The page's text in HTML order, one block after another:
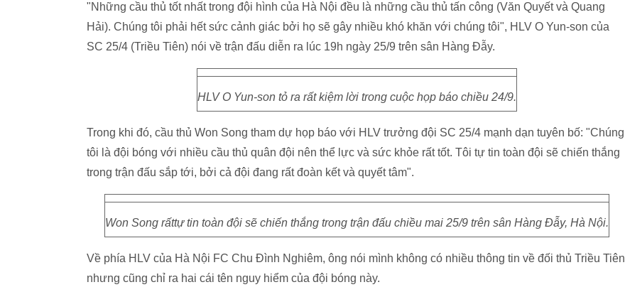
"Những cầu thủ tốt nhất trong đội hình của Hà Nội đều là những cầu thủ tấn công (Văn Quyết và Quang
Hải). Chúng tôi phải hết sức cảnh giác bởi họ sẽ gây nhiều khó khăn với chúng tôi", HLV O Yun-son của
SC 25/4 (Triều Tiên) nói về trận đấu diễn ra lúc 19h ngày 25/9 trên sân Hàng Đẫy.
HLV O Yun-son tỏ ra rất kiệm lời trong cuộc họp báo chiều 24/9.
Trong khi đó, cầu thủ Won Song tham dự họp báo với HLV trưởng đội SC 25/4 mạnh dạn tuyên bố: "Chúng
tôi là đội bóng với nhiều cầu thủ quân đội nên thể lực và sức khỏe rất tốt. Tôi tự tin toàn đội sẽ chiến thắng
trong trận đấu sắp tới, bởi cả đội đang rất đoàn kết và quyết tâm".
Won Song rấttự tin toàn đội sẽ chiến thắng trong trận đấu chiều mai 25/9 trên sân Hàng Đẫy, Hà Nội.
Về phía HLV của Hà Nội FC Chu Đình Nghiêm, ông nói mình không có nhiều thông tin về đối thủ Triều Tiên
nhưng cũng chỉ ra hai cái tên nguy hiểm của đội bóng này.